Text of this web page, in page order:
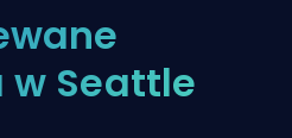
w Seattle